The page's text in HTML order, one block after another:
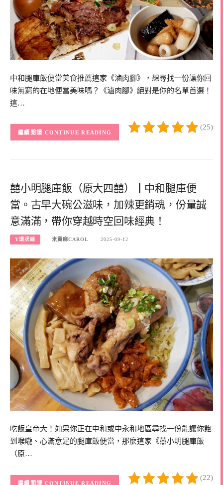
中和腿庫飯便當美食推薦這家《滷肉腳》，想尋找一份讓你回
味無窮的在地便當美味嗎？《滷肉腳》絕對是你的名單首選！
這…
(25)
CONTINUE READING
囍小明腿庫飯（原大四囍）┃中和腿庫便
當。古早大碗公滋味，加辣更銷魂，份量誠
意滿滿，帶你穿越時空回味經典！
Y環狀線 米寶麻CAROL 2025-09-12
吃飯皇帝大！如果你正在中和或中永和地區尋找一份能讓你飽
到喉嚨、心滿意足的腿庫飯便當，那麼這家《囍小明腿庫飯
（原…
(22)
CONTINUE READING